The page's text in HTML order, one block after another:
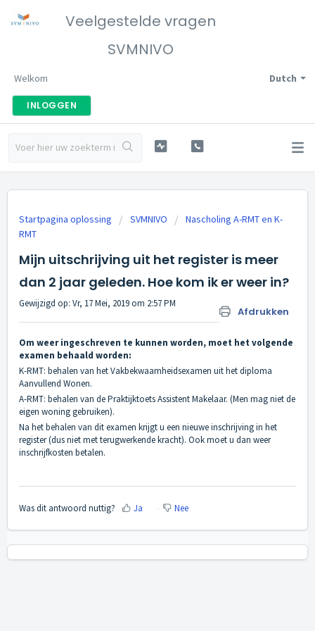
Veelgestelde vragen
SVMNIVO
Dutch
Welkom
INLOGGEN
Startpagina oplossing SVMNIVO
Nascholing A-RMT en K-
RMT
Mijn uitschrijving uit het register is meer
dan 2 jaar geleden. Hoe kom ik er weer in?
Afdrukken
Gewijzigd op: Vr, 17 Mei, 2019 om 2:57 PM
Om weer ingeschreven te kunnen worden, moet het volgende
examen behaald worden:
K-RMT: behalen van het Vakbekwaamheidsexamen uit het diploma
Aanvullend Wonen.
A-RMT: behalen van de Praktijktoets Assistent Makelaar. (Men mag niet de
eigen woning gebruiken).
Na het behalen van dit examen krijgt u een nieuwe inschrijving in het
register (dus niet met terugwerkende kracht). Ook moet u dan weer
inschrijfkosten betalen.
Was dit antwoord nuttig? Ja Nee